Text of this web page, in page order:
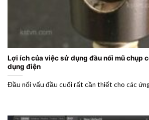
Lợi ích của việc sử dụng đầu nối mũ chụp
dụng điện
Đầu nối vấu đầu cuối rất cần thiết cho các